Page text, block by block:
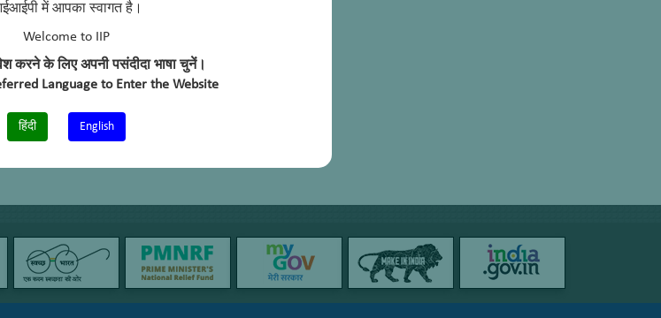
में आपका स्वागत है।
Welcome to IIP
करने के लिए अपनी पसंदीदा भाषा चुनें।
Language to Enter the Website
हिंदी English